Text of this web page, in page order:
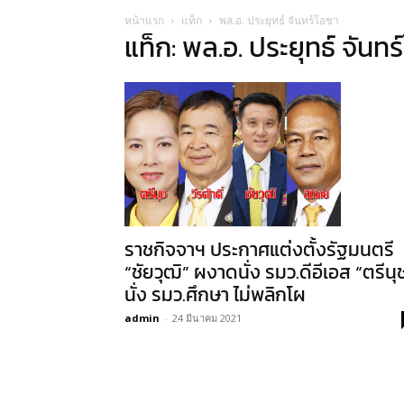
หน้าแรก แท็ก พล.อ. ประยุทธ์ จันทร์โอชา
แท็ก: พล.อ. ประยุทธ์ จันท
ราชกิจจาฯ ประกาศแต่งตั้งรัฐมนตรี
“ชัยวุฒิ” ผงาดนั่ง รมว.ดีอีเอส “ตรีนุ
นั่ง รมว.ศึกษา ไม่พลิกโผ
admin - 24 มีนาคม 2021